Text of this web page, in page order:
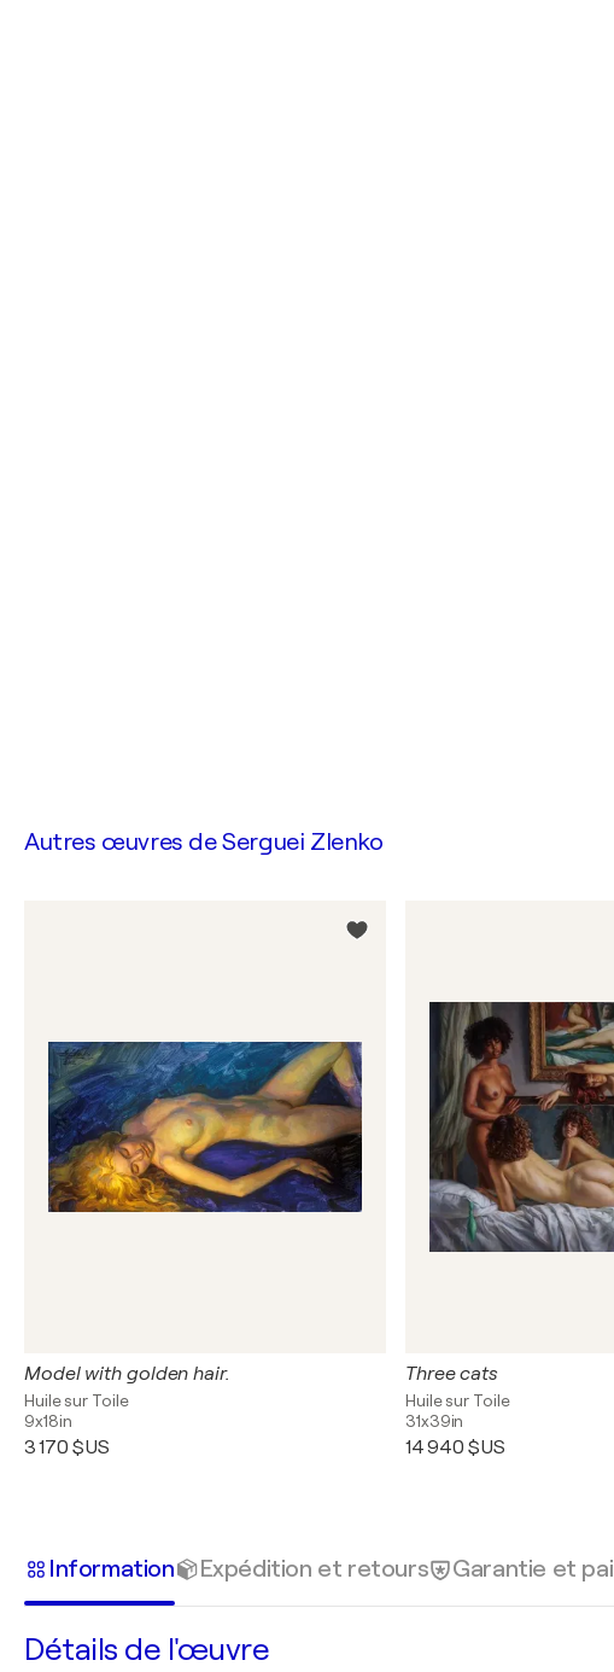
Autres œuvres deSerguei Zlenko
Model with golden hair.
Huile sur Toile
9x18in
3 170 $US
Three cats
Huile sur Toile
31x39in
14 940 $US
Information Expédition et retours Garantie et
Détails de l'œuvre